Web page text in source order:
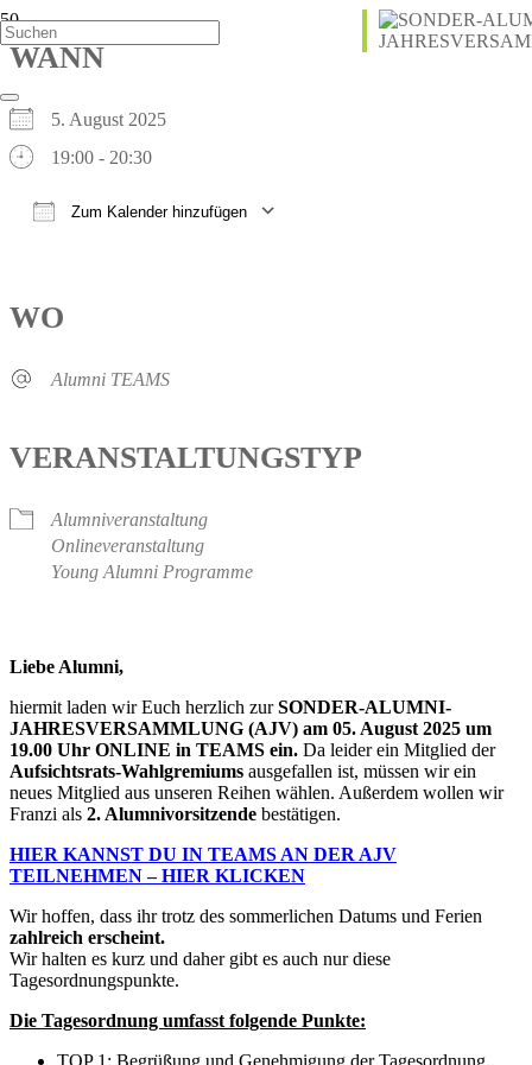
WANN
5. August 2025
19:00 - 20:30
Zum Kalender hinzufügen
WO
Alumni TEAMS
VERANSTALTUNGSTYP
Alumniveranstaltung
Onlineveranstaltung
Young Alumni Programme
Liebe Alumni,
hiermit laden wir Euch herzlich zurSONDER-ALUMNI-
JAHRESVERSAMMLUNG (AJV) am 05. August 2025 um
19.00 Uhr ONLINE in TEAMS ein. Da leider ein Mitglied der
Aufsichtsrats-Wahlgremiums ausgefallen ist, müssen wir ein
neues Mitglied aus unseren Reihen wählen. Außerdem wollen wir
Franzi als 2. Alumnivorsitzende bestätigen.
HIER KANNST DU IN TEAMS AN DER AJV
TEILNEHMEN – HIER KLICKEN
Wir hoffen, dass ihr trotz des sommerlichen Datums und Ferien
zahlreich erscheint.
Wir halten es kurz und daher gibt es auch nur diese
Tagesordnungspunkte.
Die Tagesordnung umfasst folgende Punkte:
TOP 1: Begrüßung und Genehmigung der Tagesordnung,